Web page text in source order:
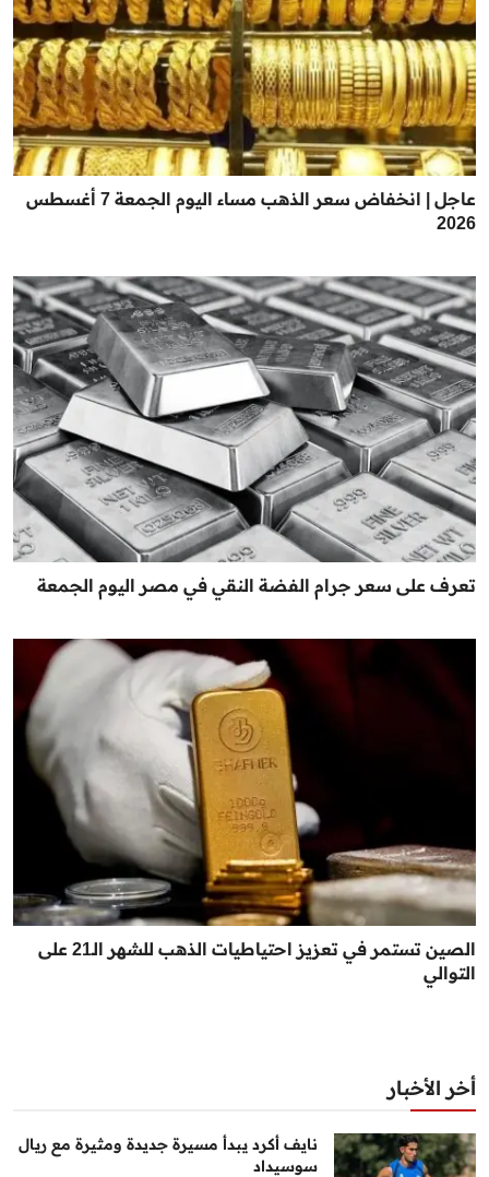
عاجل | انخفاض سعر الذهب مساء اليوم الجمعة 7 أغسطس
2026
تعرف على سعر جرام الفضة النقي في مصر اليوم الجمعة
الصين تستمر في تعزيز احتياطيات الذهب للشهر الـ21 على
التوالي
أخر الأخبار
نايف أكرد يبدأ مسيرة جديدة ومثيرة مع ريال
سوسيداد